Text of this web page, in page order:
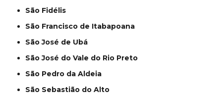
São Fidélis
São Francisco de Itabapoana
São José de Ubá
São José do Vale do Rio Preto
São Pedro da Aldeia
São Sebastião do Alto